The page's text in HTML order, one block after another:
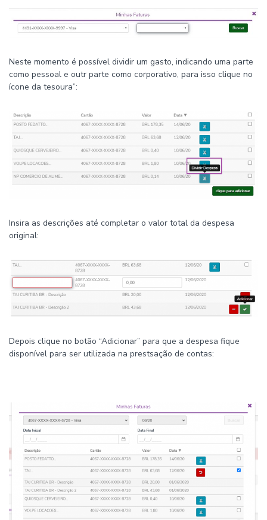
Neste momento é possível dividir um gasto, indicando uma parte
como pessoal e outr parte como corporativo, para isso clique no
ícone da tesoura”:
Insira as descrições até completar o valor total da despesa
original:
Depois clique no botão “Adicionar” para que a despesa fique
disponível para ser utilizada na prestsação de contas: